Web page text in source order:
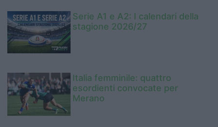
Serie A1 e A2: I calendari della
stagione 2026/27
Italia femminile: quattro
esordienti convocate per
Merano